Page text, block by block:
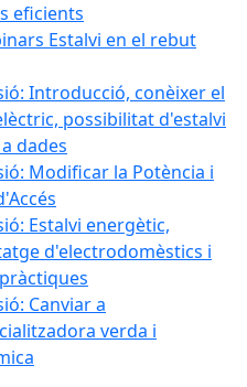
eficients
Estalvi en el rebut
Introducció, conèixer el
possibilitat d'estalvi
dades
Modificar la Potència i
Estalvi energètic,
d'electrodomèstics i
Canviar a
verda i